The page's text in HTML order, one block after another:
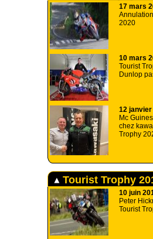
17 mars
2020
10 mars
Tourist
Dunlop
12 janvier
Mc
chez
Trophy
Tourist Trophy
10 juin
Peter
Tourist